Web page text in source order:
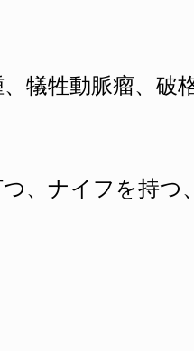
犠牲動脈瘤、破
、ナイフを持つ、